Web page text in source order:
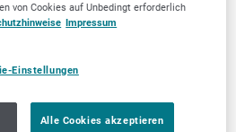
empfehlen
von Cookies auf Unbedingt erforderlich
Impressum
Einstellungen
Alle Cookies akzeptieren